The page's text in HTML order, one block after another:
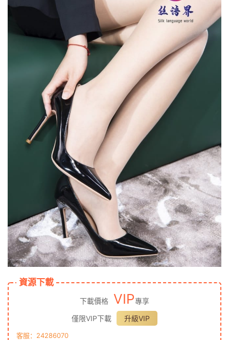
資源下載
下載價格 VIP專享
僅限VIP下載
升級VIP
客服：24286070